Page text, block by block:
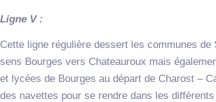
Ligne V :
Cette ligne régulière dessert les communes
sens Bourges vers Chateauroux mais
et lycées de Bourges au départ de Charost –
des navettes pour se rendre dans les